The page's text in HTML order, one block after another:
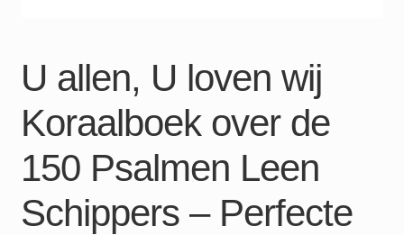
U allen, U loven wij
Koraalboek over de
150 Psalmen Leen
Schippers – Perfecte